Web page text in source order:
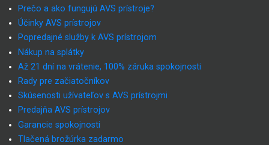
Prečo a ako fungujú AVS prístroje?
Účinky AVS prístrojov
Popredajné služby k AVS prístrojom
Nákup na splátky
Až 21 dní na vrátenie, 100% záruka spokojnosti
Rady pre začiatočníkov
Skúsenosti užívateľov s AVS prístrojmi
Predajňa AVS prístrojov
Garancie spokojnosti
Tlačená brožúrka zadarmo